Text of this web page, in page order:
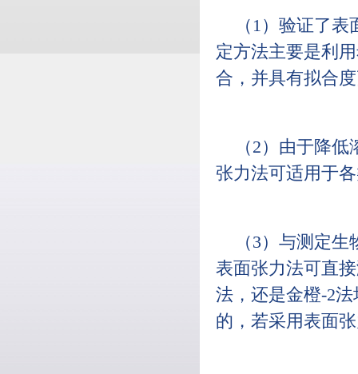
（1）验证了
定方法主要是利
合，并具有拟合
（2）由于降
张力法可适用于
（3）与测定
表面张力法可直
法，还是金橙-2
的，若采用表面